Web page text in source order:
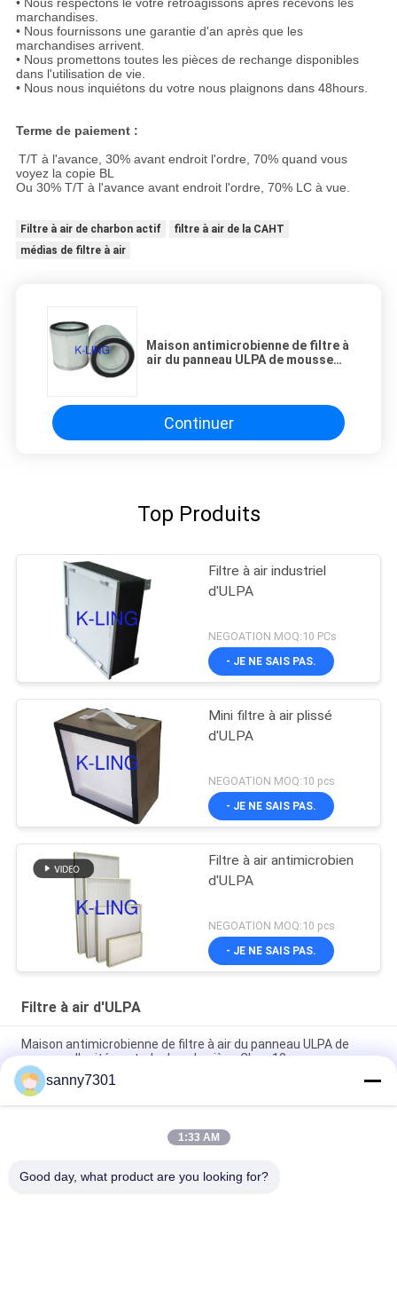
• Nous respectons le votre rétroagissons après recevons les
marchandises.
• Nous fournissons une garantie d'an après que les
marchandises arrivent.
• Nous promettons toutes les pièces de rechange disponibles
dans l'utilisation de vie.
• Nous nous inquiétons du votre nous plaignons dans 48hours.
Terme de paiement :
T/T à l'avance, 30% avant endroit l'ordre, 70% quand vous
voyez la copie BL
Ou 30% T/T à l'avance avant endroit l'ordre, 70% LC à vue.
Filtre à air de charbon actif
filtre à air de la CAHT
médias de filtre à air
Maison antimicrobienne de filtre à
air du panneau ULPA de mousse
Continuer
Top Produits
Filtre à air industriel
d'ULPA
NEGOATION MOQ:10 PCs
- JE NE SAIS PAS.
Mini filtre à air plissé
d'ULPA
NEGOATION MOQ:10 pcs
- JE NE SAIS PAS.
Filtre à air antimicrobien
d'ULPA
NEGOATION MOQ:10 pcs
- JE NE SAIS PAS.
Filtre à air d'ULPA
Maison antimicrobienne de filtre à air du panneau ULPA de
mousse d'unité centrale dans la pièce Class10 propre
La CAHT portative de filtre à air de la fibre de verre ULPA, filtres
à air industriels de pharmacie
Filtres à air plissés canalisés industriels, filtres à air en
sanny7301
1:33 AM
Good day, what product are you looking for?